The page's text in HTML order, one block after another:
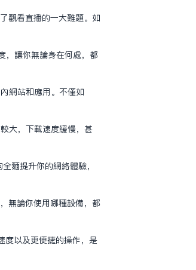
观看直播的一大难题。如
，让你无论身在何处，都
网站和应用。不仅如
大，下载速度缓慢，甚
面提升你的网络体验，
无论你使用哪种设备，都
度以及更便捷的操作，是